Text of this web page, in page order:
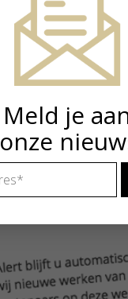
particulieren
Meld je
*